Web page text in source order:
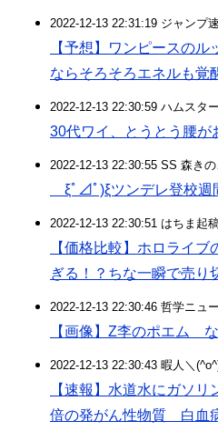
2022-12-13 22:31:19 ジャンプ
【予想】ワンピースの
ならそろそろエネルも覚
2022-12-13 22:30:59 ハムスタ
30代ワイ、とうとう腰
2022-12-13 22:30:55 SS 森きの
ξﾟ⊿ﾟ)ξツンデレ登校週
2022-12-13 22:30:51 はちま起
【価格比較】ホロライ
ぎる！？ちな一瞬で売り
2022-12-13 22:30:46 哲学ニュ
【画像】Z李のポエム
2022-12-13 22:30:43 暇人＼
【速報】水道水にガソ
倍の発がん性物質 白血